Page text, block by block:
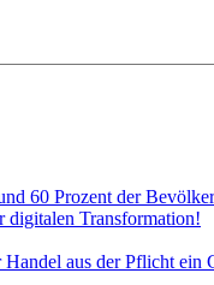
digitalen Transformation!
aus der Pflicht ein